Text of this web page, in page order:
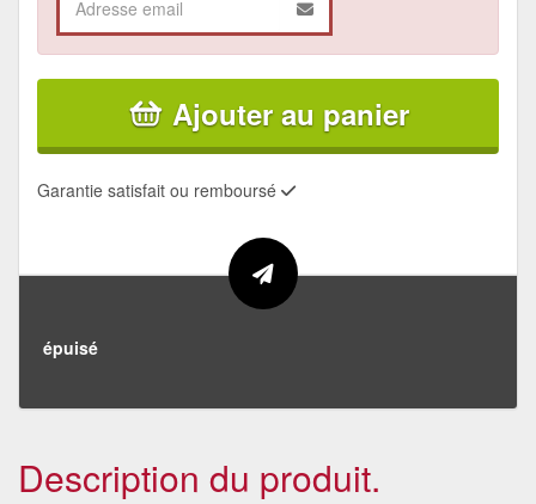
Ajouter au panier
Garantie satisfait ou remboursé
épuisé
Description du produit.